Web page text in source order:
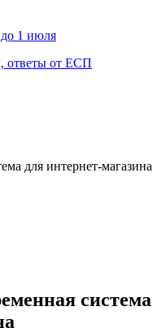
1 июля
ответы от ЕСП
для интернет-магазина
система